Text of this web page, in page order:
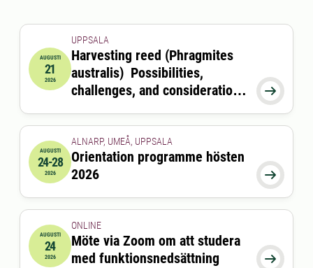
2026-08-21 09:00:00
AUGUSTI
21
2026

UPPSALA
Harvesting reed (Phragmites
australis) Possibilities,
challenges, and considerations
feed production
2026-08-24 00:00:00
AUGUSTI
24-28
2026 
ALNARP, UMEÅ, UPPSALA
Orientation programme hösten
2026
2026-08-24 15:00:00till2026-08-24 16:00:00
AUGUSTI
24
2026 
ONLINE
Möte via Zoom om att studera
med funktionsnedsättning